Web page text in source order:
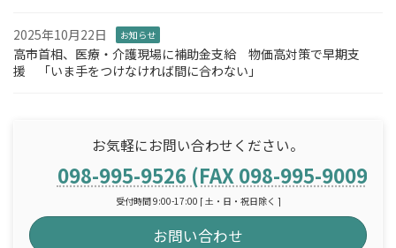
2025年10月22日 お知らせ
高市首相、医療・介護現場に補助金支給 物価高対策で早期支
援 「いま手をつけなければ間に合わない」
お気軽にお問い合わせください。
098-995-9526 (FAX 098-995-9009)
受付時間 9:00-17:00 [ 土・日・祝日除く ]
お問い合わせ